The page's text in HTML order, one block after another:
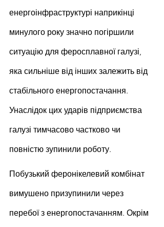
енергоінфраструктурі наприкінці
минулого року значно погіршили
ситуацію для феросплавної галузі,
яка сильніше від інших залежить від
стабільного енергопостачання.
Унаслідок цих ударів підприємства
галузі тимчасово частково чи
повністю зупинили роботу.
Побузький феронікелевий комбінат
вимушено призупинили через
перебої з енергопостачанням. Окрім